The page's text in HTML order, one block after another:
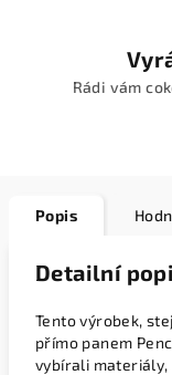
Rádi vám
Popis
Detailní
Tento výrobek,
přímo panem
vybírali materiály,